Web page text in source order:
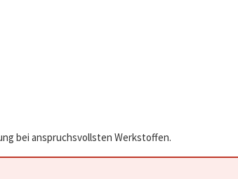
bei anspruchsvollsten Werkstoffen.